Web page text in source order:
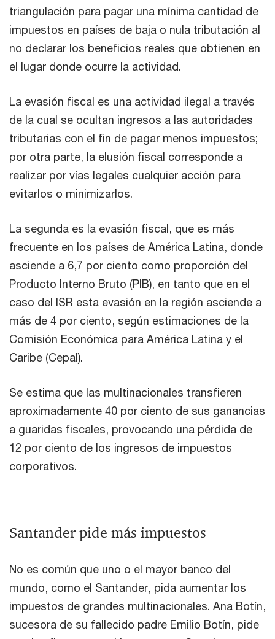
triangulación para pagar una mínima cantidad de
impuestos en países de baja o nula tributación al
no declarar los beneficios reales que obtienen en
el lugar donde ocurre la actividad.
La evasión fiscal es una actividad ilegal a través
de la cual se ocultan ingresos a las autoridades
tributarias con el fin de pagar menos impuestos;
por otra parte, la elusión fiscal corresponde a
realizar por vías legales cualquier acción para
evitarlos o minimizarlos.
La segunda es la evasión fiscal, que es más
frecuente en los países de América Latina, donde
asciende a 6,7 por ciento como proporción del
Producto Interno Bruto (PIB), en tanto que en el
caso del ISR esta evasión en la región asciende a
más de 4 por ciento, según estimaciones de la
Comisión Económica para América Latina y el
Caribe (Cepal).
Se estima que las multinacionales transfieren
aproximadamente 40 por ciento de sus ganancias
a guaridas fiscales, provocando una pérdida de
12 por ciento de los ingresos de impuestos
corporativos.
Santander pide más impuestos
No es común que uno o el mayor banco del
mundo, como el Santander, pida aumentar los
impuestos de grandes multinacionales. Ana Botín,
sucesora de su fallecido padre Emilio Botín, pide